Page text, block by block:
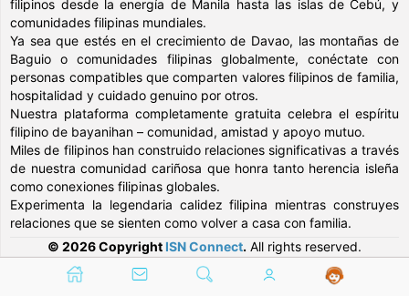
filipinos desde la energía de Manila hasta las islas de Cebú, y
comunidades filipinas mundiales.
Ya sea que estés en el crecimiento de Davao, las montañas de
Baguio o comunidades filipinas globalmente, conéctate con
personas compatibles que comparten valores filipinos de familia,
hospitalidad y cuidado genuino por otros.
Nuestra plataforma completamente gratuita celebra el espíritu
filipino de bayanihan – comunidad, amistad y apoyo mutuo.
Miles de filipinos han construido relaciones significativas a través
de nuestra comunidad cariñosa que honra tanto herencia isleña
como conexiones filipinas globales.
Experimenta la legendaria calidez filipina mientras construyes
relaciones que se sienten como volver a casa con familia.
© 2026 Copyright ISN Connect. All rights reserved.